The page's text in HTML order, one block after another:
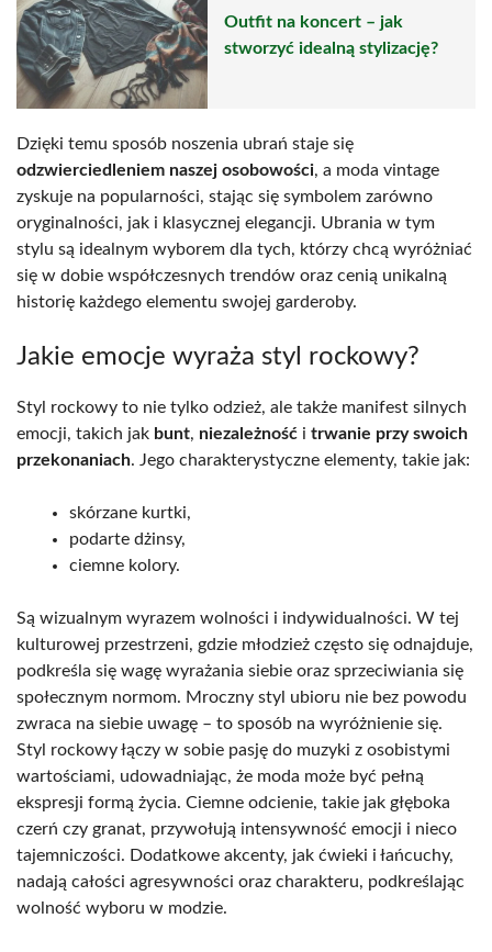
Outfit na koncert – jak
stworzyć idealną stylizację?
Dzięki temu sposób noszenia ubrań staje się
odzwierciedleniem naszej osobowości, a moda vintage
zyskuje na popularności, stając się symbolem zarówno
oryginalności, jak i klasycznej elegancji. Ubrania w tym
stylu są idealnym wyborem dla tych, którzy chcą wyróżniać
się w dobie współczesnych trendów oraz cenią unikalną
historię każdego elementu swojej garderoby.
Jakie emocje wyraża styl rockowy?
Styl rockowy to nie tylko odzież, ale także manifest silnych
emocji, takich jak bunt, niezależność i trwanie przy swoich
przekonaniach. Jego charakterystyczne elementy, takie jak:
skórzane kurtki,
podarte dżinsy,
ciemne kolory.
Są wizualnym wyrazem wolności i indywidualności. W tej
kulturowej przestrzeni, gdzie młodzież często się odnajduje,
podkreśla się wagę wyrażania siebie oraz sprzeciwiania się
społecznym normom. Mroczny styl ubioru nie bez powodu
zwraca na siebie uwagę – to sposób na wyróżnienie się.
Styl rockowy łączy w sobie pasję do muzyki z osobistymi
wartościami, udowadniając, że moda może być pełną
ekspresji formą życia. Ciemne odcienie, takie jak głęboka
czerń czy granat, przywołują intensywność emocji i nieco
tajemniczości. Dodatkowe akcenty, jak ćwieki i łańcuchy,
nadają całości agresywności oraz charakteru, podkreślając
wolność wyboru w modzie.